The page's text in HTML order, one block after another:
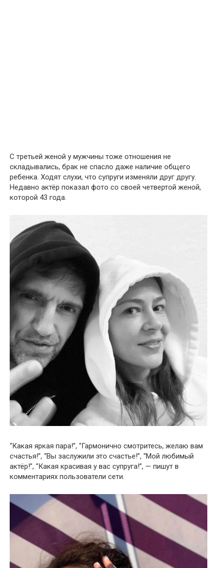
С третьей женой у мужчины тоже отношения не
складывались, брак не спасло даже наличие общего
ребенка. Ходят слухи, что супруги изменяли друг другу.
Недавно актёр показал фото со своей четвертой женой,
которой 43 года.
“Какая яркая пара!”, “Гармонично смотритесь, желаю вам
счастья!”, “Вы заслужили это счастье!”, “Мой любимый
актёр!”, “Какая красивая у вас супруга!”, — пишут в
комментариях пользователи сети.